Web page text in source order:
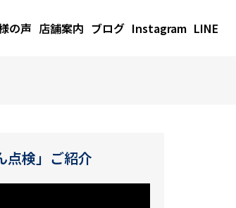
の声 店舗案内 ブログ Instagram LINE
点検」ご紹介